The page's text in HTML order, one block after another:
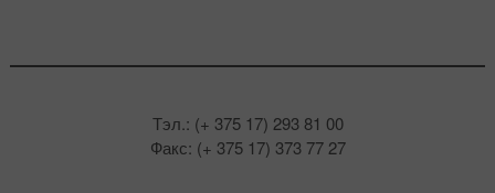
Тэл.: (+ 375 17) 293 81 00
Факс: (+ 375 17) 373 77 27